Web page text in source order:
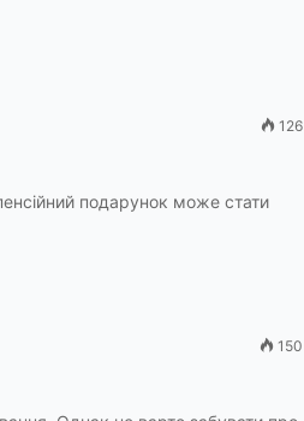
126
подарунок може стати
150